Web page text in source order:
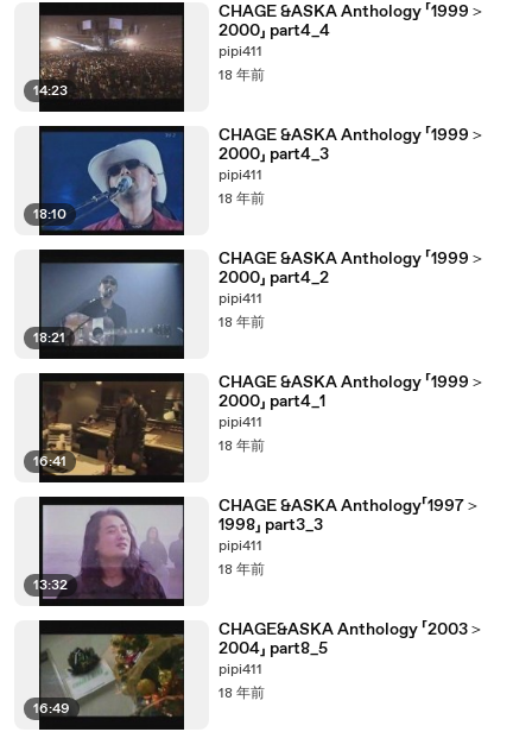
14:23
CHAGE &ASKA Anthology 「1999＞
2000」 part4_4
pipi411
18 年前
18:10
CHAGE &ASKA Anthology 「1999＞
2000」 part4_3
pipi411
18 年前
18:21
CHAGE &ASKA Anthology 「1999＞
2000」 part4_2
pipi411
18 年前
16:41
CHAGE &ASKA Anthology 「1999＞
2000」 part4_1
pipi411
18 年前
13:32
CHAGE &ASKA Anthology「1997＞
1998」 part3_3
pipi411
18 年前
16:49
CHAGE&ASKA Anthology 「2003＞
2004」 part8_5
pipi411
18 年前